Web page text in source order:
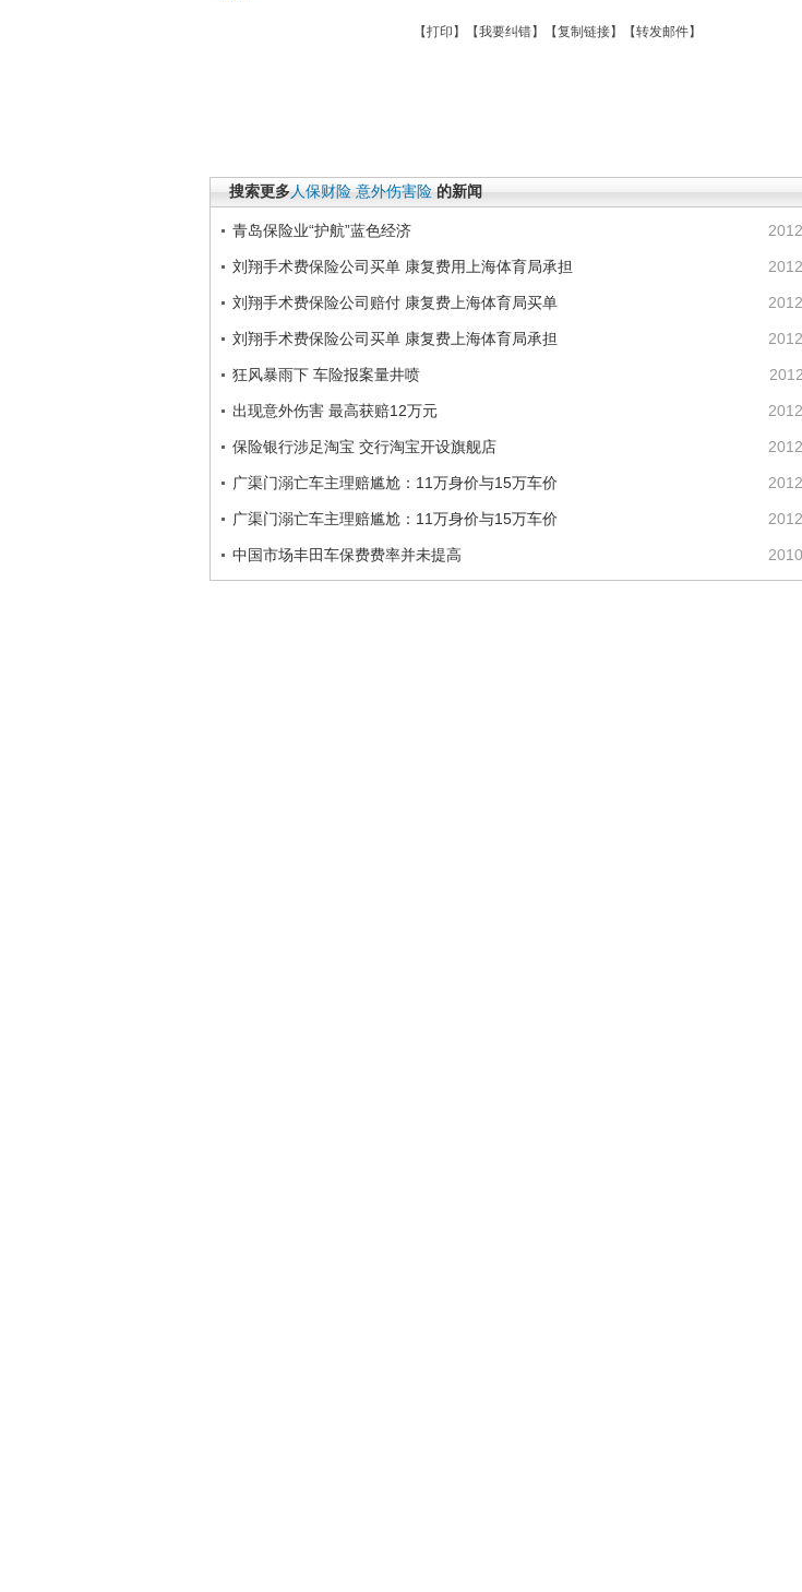
【打印 】【我要纠错】【复制链接】【转发邮件】
搜索更多人保财险 意外伤害险 的新闻
青岛保险业“护航”蓝色经济
刘翔手术费保险公司买单 康复费用上海体育局承担
刘翔手术费保险公司赔付 康复费上海体育局买单
刘翔手术费保险公司买单 康复费上海体育局承担
狂风暴雨下 车险报案量井喷
出现意外伤害 最高获赔12万元
保险银行涉足淘宝 交行淘宝开设旗舰店
广渠门溺亡车主理赔尴尬：11万身价与15万车价
广渠门溺亡车主理赔尴尬：11万身价与15万车价
中国市场丰田车保费费率并未提高